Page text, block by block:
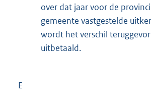
over dat jaar voor de
gemeente vastgestelde
wordt het verschil
uitbetaald.
E